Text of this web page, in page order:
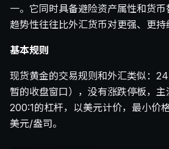
一。它同时具备避险资产属性和货
趋势性往往比外汇货币对更强、更持
基本规则
现货黄金的交易规则和外汇类似：
暂的收盘窗口），没有涨跌停板，主
200:1的杠杆，以美元计价，最小价
美元/盎司。